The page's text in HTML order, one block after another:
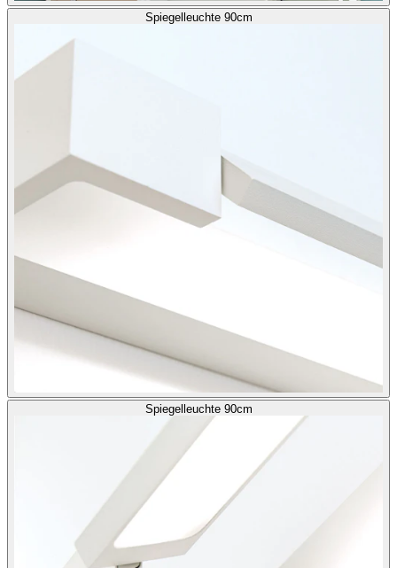
Spiegelleuchte 90cm
Spiegelleuchte 90cm